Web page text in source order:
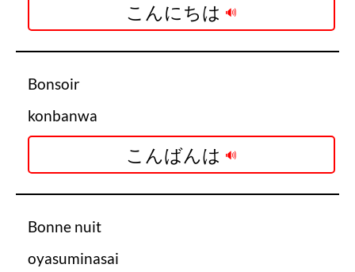
こんにちは
Bonsoir
konbanwa
こんばんは
Bonne nuit
oyasuminasai